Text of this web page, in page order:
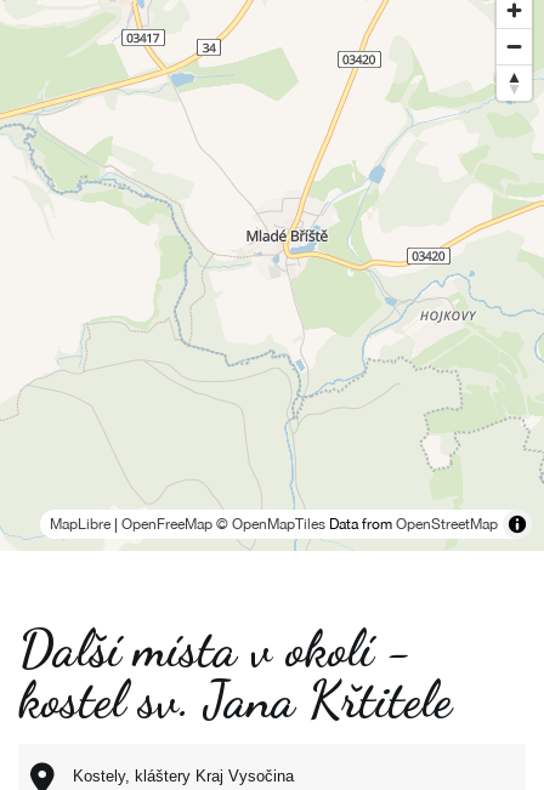
MapLibre OpenFreeMap © OpenMapTiles Data from OpenStreetMap
Další místa v okolí -
kostel sv. Jana Křtitele
Kostely, kláštery Kraj Vysočina